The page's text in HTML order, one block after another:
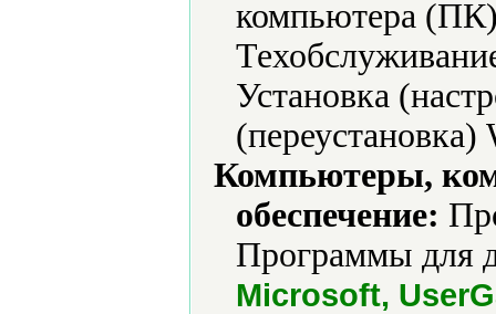
компьютера
Установка
(переустановка)
Компьютеры,
обеспечение:
Программы для
Microsoft,